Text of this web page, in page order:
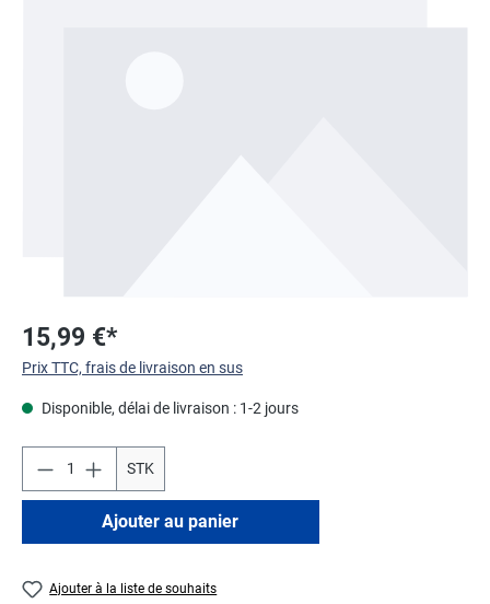
15,99 €*
Prix TTC, frais de livraison en sus
Disponible, délai de livraison : 1-2 jours
STK
Ajouter au panier
Ajouter à la liste de souhaits